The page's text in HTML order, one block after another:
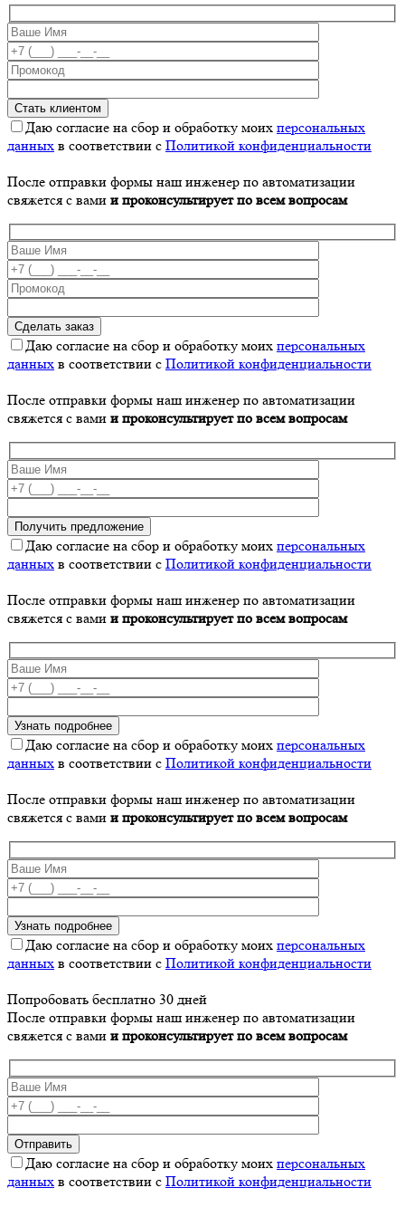
Даю согласие на сбор и обработку моих персональных
данных в соответствии с Политикой конфиденциальности
После отправки формы наш инженер по автоматизации
свяжется с вами и проконсультирует по всем вопросам
Даю согласие на сбор и обработку моих персональных
данных в соответствии с Политикой конфиденциальности
После отправки формы наш инженер по автоматизации
свяжется с вами и проконсультирует по всем вопросам
Даю согласие на сбор и обработку моих персональных
данных в соответствии с Политикой конфиденциальности
После отправки формы наш инженер по автоматизации
свяжется с вами и проконсультирует по всем вопросам
Даю согласие на сбор и обработку моих персональных
данных в соответствии с Политикой конфиденциальности
После отправки формы наш инженер по автоматизации
свяжется с вами и проконсультирует по всем вопросам
Даю согласие на сбор и обработку моих персональных
данных в соответствии с Политикой конфиденциальности
Попробовать бесплатно 30 дней
После отправки формы наш инженер по автоматизации
свяжется с вами и проконсультирует по всем вопросам
Даю согласие на сбор и обработку моих персональных
данных в соответствии с Политикой конфиденциальности